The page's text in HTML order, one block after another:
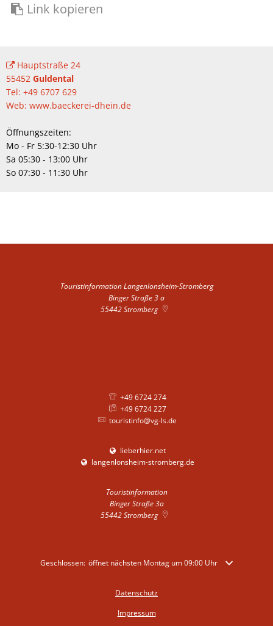
Link kopieren
Hauptstraße 24
55452 Guldental
Tel: +49 6707 629
Web: www.baeckerei-dhein.de
Öffnungszeiten:
Mo - Fr 5:30-12:30 Uhr
Sa 05:30 - 13:00 Uhr
So 07:30 - 11:30 Uhr
Touristinformation Langenlonsheim-Stromberg
Binger Straße 3 a
55442Stromberg
+49 6724 274
+49 6724 227
touristinfo@vg-ls.de
lieberhier.net
langenlonsheim-stromberg.de
Touristinformation
Binger Straße 3a
55442Stromberg
Klicken, um weitere Öffnungs- oder Schließzeiten auszublenden
Geschlossen: öffnet nächsten Montag um 09:00 Uhr
Datenschutz
Impressum